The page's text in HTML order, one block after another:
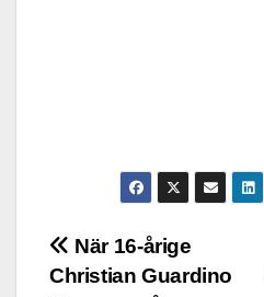
Post
När 16-årige
Christian Guardino